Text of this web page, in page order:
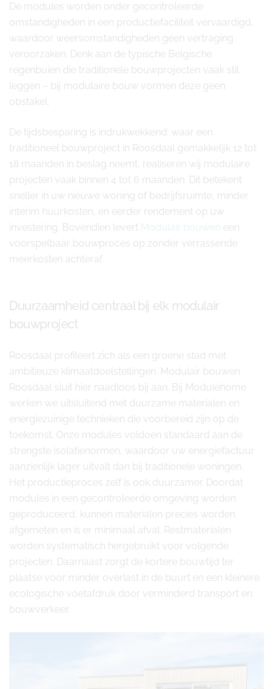
De modules worden onder gecontroleerde
omstandigheden in een productiefaciliteit vervaardigd,
waardoor weersomstandigheden geen vertraging
veroorzaken. Denk aan de typische Belgische
regenbuien die traditionele bouwprojecten vaak stil
leggen – bij modulaire bouw vormen deze geen
obstakel.
De tijdsbesparing is indrukwekkend: waar een
traditioneel bouwproject in Roosdaal gemakkelijk 12 tot
18 maanden in beslag neemt, realiseren wij modulaire
projecten vaak binnen 4 tot 6 maanden. Dit betekent
sneller in uw nieuwe woning of bedrijfsruimte, minder
interim huurkosten, en eerder rendement op uw
investering. Bovendien levert Modulair bouwen een
voorspelbaar bouwproces op zonder verrassende
meerkosten achteraf.
Duurzaamheid centraal bij elk modulair
bouwproject
Roosdaal profileert zich als een groene stad met
ambitieuze klimaatdoelstellingen. Modulair bouwen
Roosdaal sluit hier naadloos bij aan. Bij Modulehome
werken we uitsluitend met duurzame materialen en
energiezuinige technieken die voorbereid zijn op de
toekomst. Onze modules voldoen standaard aan de
strengste isolatienormen, waardoor uw energiefactuur
aanzienlijk lager uitvalt dan bij traditionele woningen.
Het productieproces zelf is ook duurzamer. Doordat
modules in een gecontroleerde omgeving worden
geproduceerd, kunnen materialen precies worden
afgemeten en is er minimaal afval. Restmaterialen
worden systematisch hergebruikt voor volgende
projecten. Daarnaast zorgt de kortere bouwtijd ter
plaatse voor minder overlast in de buurt en een kleinere
ecologische voetafdruk door verminderd transport en
bouwverkeer.